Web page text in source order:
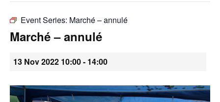
Canton
Event Series: Marché – annulé
Marché – annulé
13 Nov 2022 10:00- 14:00